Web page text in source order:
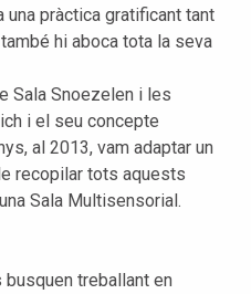
una pràctica gratificant tant
hi aboca tota la seva
Sala Snoezelen i les
i el seu concepte
al 2013, vam adaptar un
recopilar tots aquests
Sala Multisensorial.
treballant en